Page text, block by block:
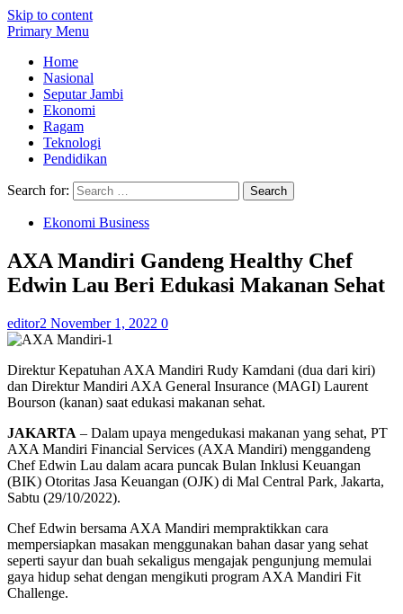
Skip to content
Primary Menu
Home
Nasional
Seputar Jambi
Ekonomi
Ragam
Teknologi
Pendidikan
Search for:
Ekonomi Business
AXA Mandiri Gandeng Healthy Chef
Edwin Lau Beri Edukasi Makanan Sehat
editor2 November 1, 2022 0
Direktur Kepatuhan AXA Mandiri Rudy Kamdani (dua dari kiri)
dan Direktur Mandiri AXA General Insurance (MAGI) Laurent
Bourson (kanan) saat edukasi makanan sehat.
JAKARTA – Dalam upaya mengedukasi makanan yang sehat, PT
AXA Mandiri Financial Services (AXA Mandiri) menggandeng
Chef Edwin Lau dalam acara puncak Bulan Inklusi Keuangan
(BIK) Otoritas Jasa Keuangan (OJK) di Mal Central Park, Jakarta,
Sabtu (29/10/2022).
Chef Edwin bersama AXA Mandiri mempraktikkan cara
mempersiapkan masakan menggunakan bahan dasar yang sehat
seperti sayur dan buah sekaligus mengajak pengunjung memulai
gaya hidup sehat dengan mengikuti program AXA Mandiri Fit
Challenge.